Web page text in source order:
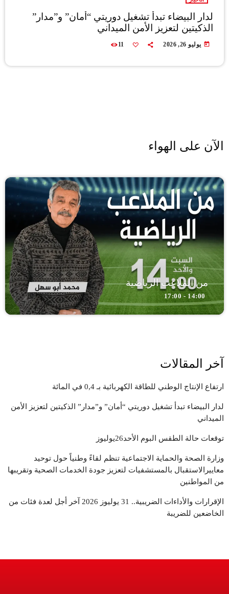
لدار البيضاء تبدأ تشغيل دوريتي “أمان” و”مدار”
الذكيتين لتعزيز الأمن الميداني
today يوليو 26, 2026 11
الآن على الهواء
من الملاعب الرياضية
14:00 - 17:00
آخر المقالات
ارتفاع الإنتاج الوطني للطاقة الكهربائية بـ 0,4 في المائة
لدار البيضاء تبدأ تشغيل دوريتي “أمان” و”مدار” الذكيتين لتعزيز الأمن
الميداني
توقعات حالة الطقس البوم الأحد26يوليوز
وزارة الصحة والحماية الاجتماعية تنظم لقاءً وطنياً حول توحيد
معاييرالاستقبال بالمستشفيات لتعزيز جودة الخدمات الصحية وتقريبها
من المواطنين
الإقرارات والأداءات الضريبية.. 31 يوليوز 2026 آخر أجل لعدة فئات من
الخاضعين للضريبة